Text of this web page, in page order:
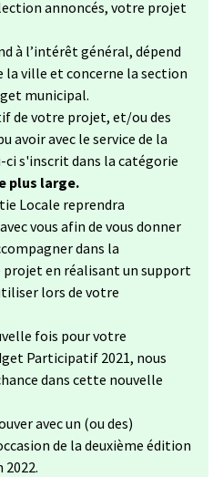
annoncés, votre projet
à l’intérêt général, dépend
la ville et concerne la section
municipal.
de votre projet, et/ou des
avoir avec le service de la
ci s'inscrit dans la catégorie
plus large.
Locale reprendra
vous afin de vous donner
dans la
en réalisant un support
lors de votre
fois pour votre
Participatif 2021, nous
dans cette nouvelle
avec un (ou des)
de la deuxième édition